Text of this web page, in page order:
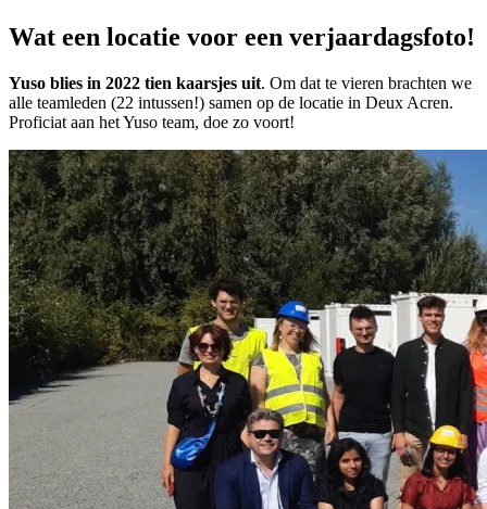
Wat een locatie voor een verjaardagsfoto!
Yuso blies in 2022 tien kaarsjes uit. Om dat te vieren brachten we
alle teamleden (22 intussen!) samen op de locatie in Deux Acren.
Proficiat aan het Yuso team, doe zo voort!